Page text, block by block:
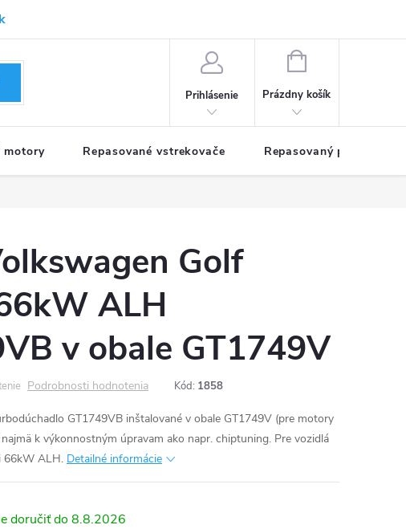
Prihlásenie
NÁKUPNÝ
Prázdny košík
motory Repasované vstrekovače Repasovaný pohon TDM
Golf
ALH
v obale GT1749V
Podrobnosti hodnotenia Kód: 1858
GT1749VB inštalované v obale GT1749V (pre motory
k výkonnostným úpravam ako napr. chiptuning. Pre vozidlá
66kW ALH. Detailné informácie
8.8.2026